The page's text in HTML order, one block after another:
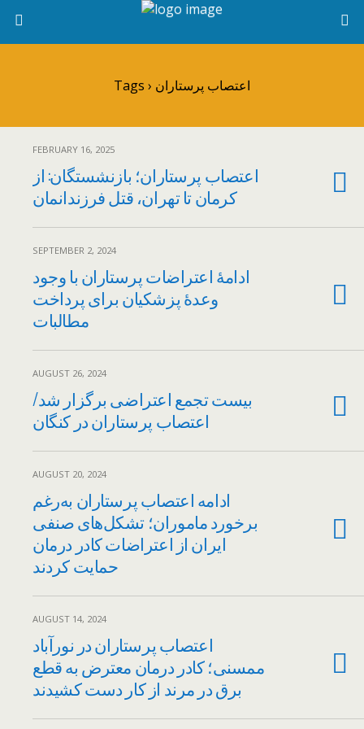
Tags › اعتصاب پرستاران
FEBRUARY 16, 2025
اعتصاب پرستاران؛ بازنشستگان: از
کرمان تا تهران، قتل فرزندانمان
SEPTEMBER 2, 2024
ادامهٔ اعتراضات پرستاران با وجود
وعدهٔ پزشکیان برای پرداخت
مطالبات
AUGUST 26, 2024
بیست تجمع اعتراضی برگزار شد/
اعتصاب پرستاران در کنگان
AUGUST 20, 2024
ادامه اعتصاب پرستاران به‌رغم
برخورد ماموران؛ تشکل‌های صنفی
ایران از اعتراضات کادر درمان
حمایت کردند
AUGUST 14, 2024
اعتصاب پرستاران در نورآباد
ممسنی؛ کادر درمان معترض به قطع
برق در مرند از کار دست کشیدند